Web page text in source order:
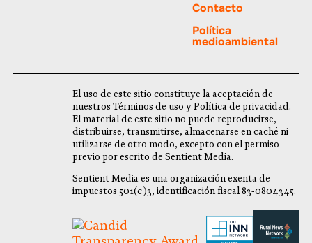
Contacto
Política
medioambiental
El uso de este sitio constituye la aceptación de
nuestros Términos de uso y Política de privacidad.
El material de este sitio no puede reproducirse,
distribuirse, transmitirse, almacenarse en caché ni
utilizarse de otro modo, excepto con el permiso
previo por escrito de Sentient Media.
Sentient Media es una organización exenta de
impuestos 501(c)3, identificación fiscal 83-0804345.